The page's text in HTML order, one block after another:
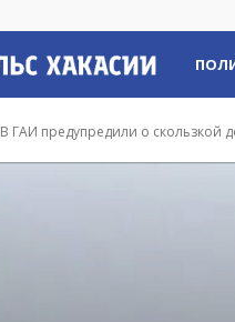
Пульс
В ГАИ предупредили о скользкой